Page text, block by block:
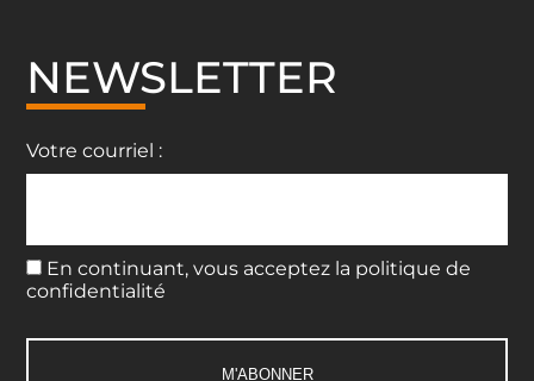
NEWSLETTER
Votre courriel :
En continuant, vous acceptez la politique de
confidentialité